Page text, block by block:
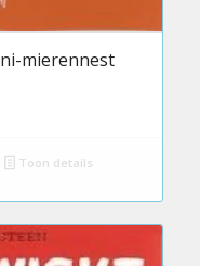
mierennest
Toon details